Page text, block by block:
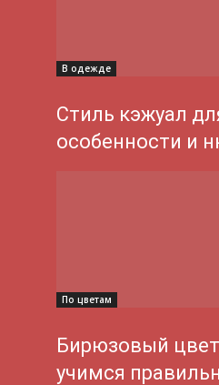
В одежде
Стиль кэжуал
особенности и
По цветам
Бирюзовый
учимся